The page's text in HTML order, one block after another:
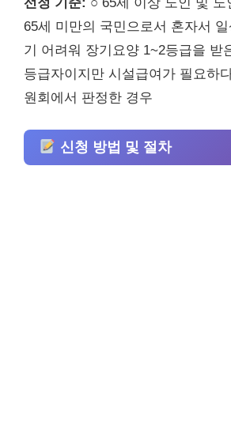
65세 미만의 국민으로서 혼자서
기 어려워 장기요양 1~2등급을 받
등급자이지만 시설급여가 필요하
원회에서 판정한 경우
신청 방법 및 절차